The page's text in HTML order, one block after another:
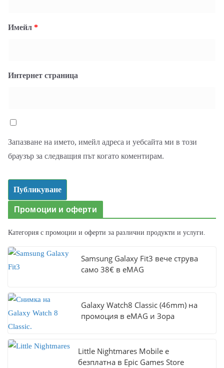
Имейл *
Интернет страница
Запазване на името, имейл адреса и уебсайта ми в този
браузър за следващия път когато коментирам.
Промоции и оферти
Категория с промоции и оферти за различни продукти и услуги.
Samsung Galaxy Fit3 вече струва
само 38€ в eMAG
Galaxy Watch8 Classic (46mm) на
промоция в eMAG и Зора
Little Nightmares Mobile е
безплатна в Epic Games Store